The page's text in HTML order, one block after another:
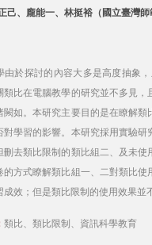
己、龐能一、林挺裕（國立臺灣師
由於探討的內容大多是高度抽象
類比在電腦教學的研究並不多見
闕如。本研究主要目的是在瞭解
對學習的影響。本研究採用實驗
刪去類比限制的類比組二、及未
的方式瞭解類比組一、二對類比
成效；但是類比限制的使用效果並
類比、類比限制、資訊科學教育